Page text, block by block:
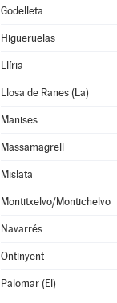
Godelleta
Higueruelas
Llíria
Llosa de Ranes (La)
Manises
Massamagrell
Mislata
Montitxelvo/Montichelvo
Navarrés
Ontinyent
Palomar (El)